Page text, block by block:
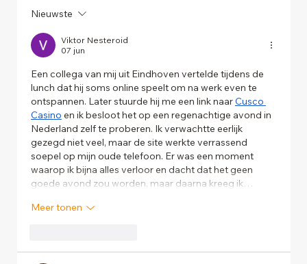
De 10 succesfactoren voor webshops
Nieuwste
Viktor Nesteroid
07 jun
Een collega van mij uit Eindhoven vertelde tijdens de
lunch dat hij soms online speelt om na werk even te
ontspannen. Later stuurde hij me een link naar Cusco
Casino en ik besloot het op een regenachtige avond in
Nederland zelf te proberen. Ik verwachtte eerlijk
gezegd niet veel, maar de site werkte verrassend
soepel op mijn oude telefoon. Er was een moment
waarop ik bijna alles verloor en dacht dat het geen
goede avond zou worden, maar daarna kreeg ik…
Meer tonen